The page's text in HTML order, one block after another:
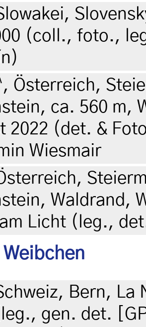
(coll., foto.,
Österreich,
ca. 560 m,
2022 (det. &
Wiesmair
Waldrand,
Licht (leg.,
Bern, La
gen. det.